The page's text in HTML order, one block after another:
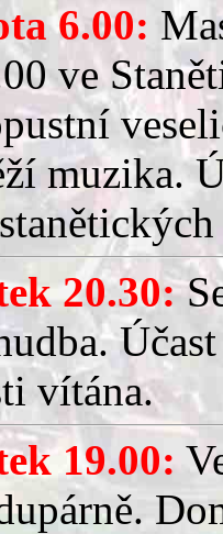
6.00:
ve
muzika.
20.30:
vítána.
19.00: